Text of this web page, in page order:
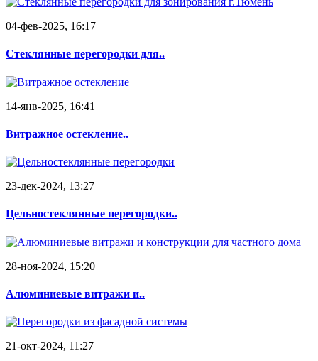
04-фев-2025, 16:17
Стеклянные перегородки для..
14-янв-2025, 16:41
Витражное остекление..
23-дек-2024, 13:27
Цельностеклянные перегородки..
28-ноя-2024, 15:20
Алюминиевые витражи и..
21-окт-2024, 11:27